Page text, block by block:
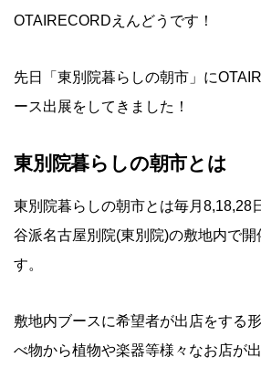
OTAIRECORDえんどうです！
先日「東別院暮らしの朝市」に
ース出展をしてきました！
東別院暮らしの朝市とは
東別院暮らしの朝市とは毎月8,18,28
谷派名古屋別院(東別院)の敷地内で
す。
敷地内ブースに希望者が出店をする
べ物から植物や楽器等様々なお店が出